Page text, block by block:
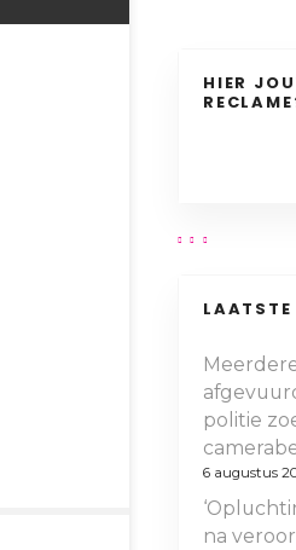
HIER
LAATSTE
politie
6 augustus
na